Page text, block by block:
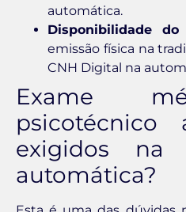
automática.
Disponibilidade do
emissão física na
CNH Digital na
Exame
psicotécnico
exigidos na
automática?